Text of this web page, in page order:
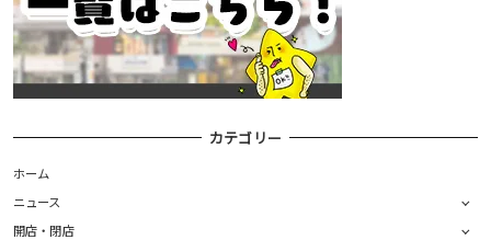
カテゴリー
ホーム
ニュース
開店・閉店